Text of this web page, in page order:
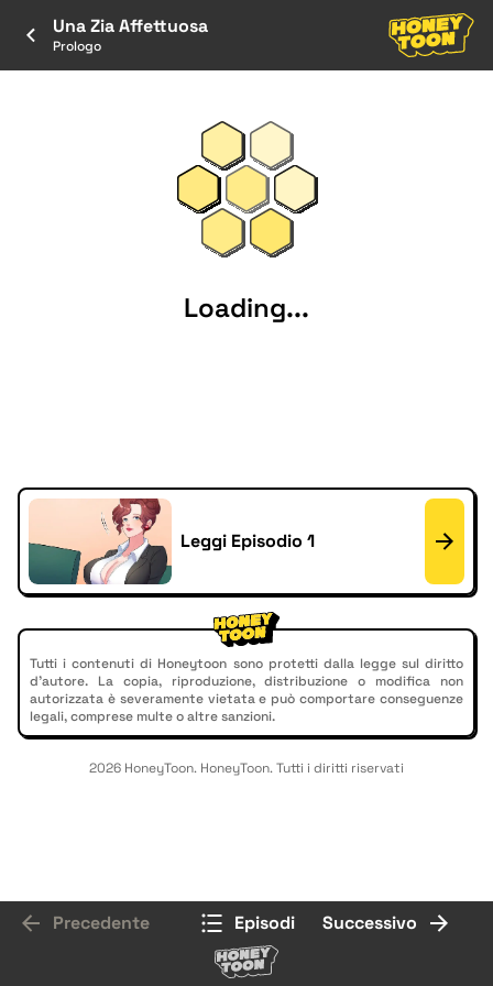
Una Zia Affettuosa
Prologo
Loading...
Leggi Episodio 1
Tutti i contenuti di Honeytoon sono protetti dalla legge sul diritto
d'autore. La copia, riproduzione, distribuzione o modifica non
autorizzata è severamente vietata e può comportare conseguenze
legali, comprese multe o altre sanzioni.
2026 HoneyToon. HoneyToon. Tutti i diritti riservati
Precedente Episodi Successivo